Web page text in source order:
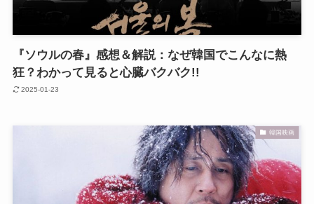
『ソウルの春』感想＆解説：なぜ韓国でこんなに熱
狂？わかって見ると心臓バクバク!!
2025-01-23
韓国映画